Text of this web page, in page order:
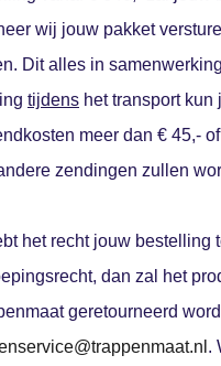
wij jouw pakket
Dit alles in
tijdens het transport
meer dan € 45,-
zendingen zullen
het recht jouw bestelling
dan zal het
geretourneerd
.